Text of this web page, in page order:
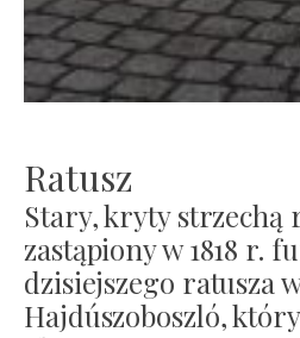
Ratusz
Stary, kryty strzechą
zastąpiony w 1818 r.
dzisiejszego ratusza w
Hajdúszoboszló,